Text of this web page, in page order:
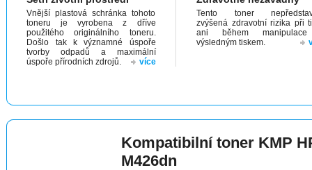
Vnější plastová schránka tohoto
toneru je vyrobena z dříve
použitého originálního toneru.
Došlo tak k významné úspoře
tvorby odpadů a maximální
úspoře přírodních zdrojů.
více
Tento toner
zvýšená zdravotní rizika při
ani během
výsledným tiskem.
Kompatibilní toner KMP
M426dn